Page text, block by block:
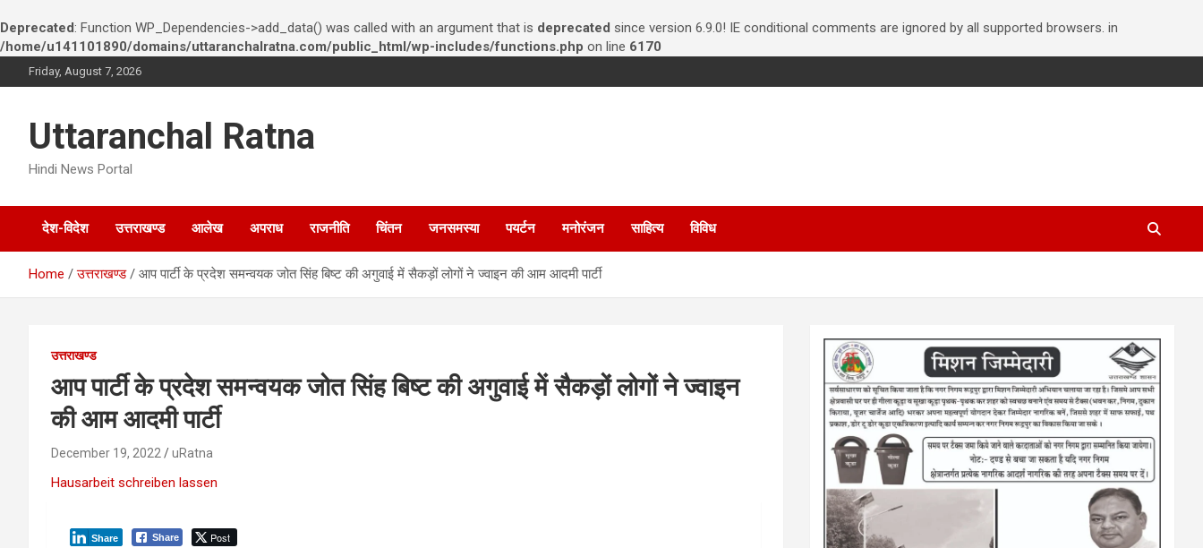
Deprecated: Function WP_Dependencies->add_data() was called with an argument that is deprecated since version 6.9.0! IE conditional comments are ignored by all supported browsers. in
/home/u141101890/domains/uttaranchalratna.com/public_html/wp-includes/functions.php on line 6170
k
e
Friday, August 7, 2026
Uttaranchal Ratna
Hindi News Portal
देश-विदेश उत्तराखण्ड आलेख अपराध राजनीति चिंतन जनसमस्या पयर्टन मनोरंजन साहित्य विविध
Home उत्तराखण्ड आप पार्टी के प्रदेश समन्वयक जोत सिंह बिष्ट की अगुवाई में सैकड़ों लोगों ने ज्वाइन की आम आदमी पार्टी
उत्तराखण्ड
आप पार्टी के प्रदेश समन्वयक जोत सिंह बिष्ट की अगुवाई में सैकड़ों लोगों ने ज्वाइन
की आम आदमी पार्टी
December 19, 2022 uRatna
Hausarbeit schreiben lassen
Share Post
Share